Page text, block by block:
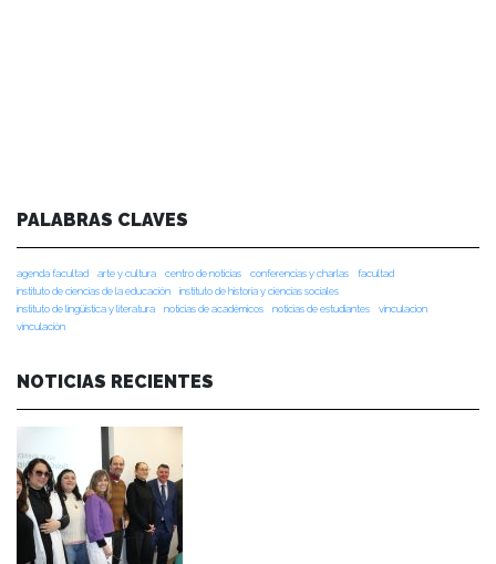
PALABRAS CLAVES
agenda facultad arte y cultura centro de noticias conferencias y charlas
facultad
instituto de ciencias de la educación
instituto de historia y ciencias sociales
instituto de lingüística y literatura
noticias de académicos noticias de estudiantes
vinculacion
vinculación
NOTICIAS RECIENTES